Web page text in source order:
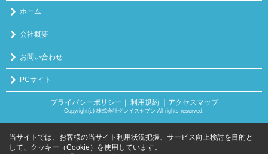
ホーム
会社概要
お問い合わせ
PCサイト
プライバシーポリシー 利用規約 ｜アクセスマップ
Copyright(c) 株式会社グレイスセブン All rights reserved.
当サイトでは、お客様の当サイト利用状況把握、サービス向上検討を目的と
して、クッキー（Cookie）を使用しています。